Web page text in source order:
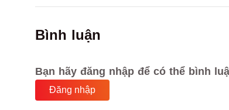
Bình luận
Bạn hãy đăng nhập để có thể bình
Đăng nhập